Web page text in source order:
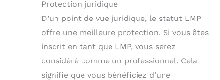
Protection juridique
D’un point de vue juridique, le statut LMP
offre une meilleure protection. Si vous êtes
inscrit en tant que LMP, vous serez
considéré comme un professionnel. Cela
signifie que vous bénéficiez d’une